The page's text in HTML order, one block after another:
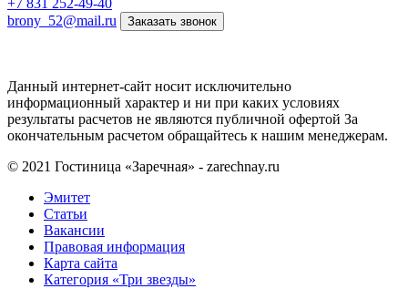
+7 831 252-49-40
brony_52@mail.ru
Заказать звонок
Данный интернет-сайт носит исключительно
информационный характер и ни при каких условиях
результаты расчетов не являются публичной офертой За
окончательным расчетом обращайтесь к нашим менеджерам.
© 2021 Гостиница «Заречная» - zarechnay.ru
Эмитет
Статьи
Вакансии
Правовая информация
Карта сайта
Категория «Три звезды»